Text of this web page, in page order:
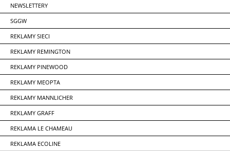
NEWSLETTERY
SGGW
REKLAMY SIECI
REKLAMY REMINGTON
REKLAMY PINEWOOD
REKLAMY MEOPTA
REKLAMY MANNLICHER
REKLAMY GRAFF
REKLAMA LE CHAMEAU
REKLAMA ECOLINE